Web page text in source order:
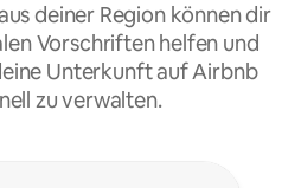
deiner Region können dir
Vorschriften helfen und
Unterkunft auf Airbnb
zu verwalten.